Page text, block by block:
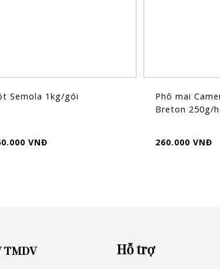
Semola 1kg/gói
VNĐ
Phô mai
Breton 250g/
260.000 VNĐ
TMDV
Hỗ trợ